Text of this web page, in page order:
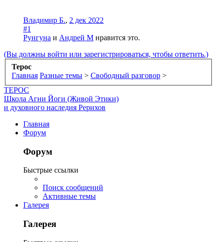
Владимир Б., 2 дек 2022
#1
Рунгуна и Андрей М нравится это.
(Вы должны войти или зарегистрироваться, чтобы ответить.)
Терос
Главная Разные темы > Свободный разговор >
ТЕРОС
Школа Агни Йоги (Живой Этики)
и духовного наследия Рерихов
Главная
Форум
Форум
Быстрые ссылки
Поиск сообщений
Активные темы
Галерея
Галерея